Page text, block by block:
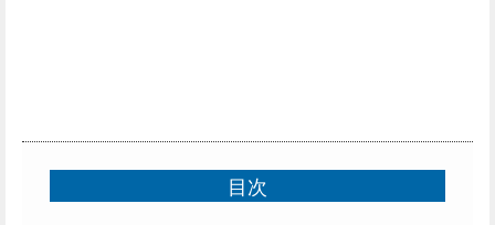
目次